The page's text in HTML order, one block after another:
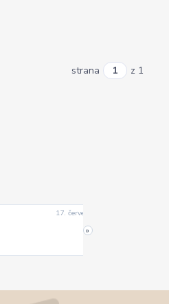
strana z 1
17. července
»